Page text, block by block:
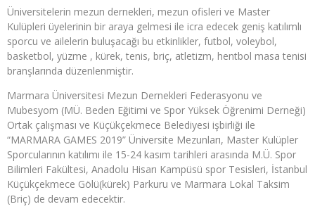
Üniversitelerin mezun dernekleri, mezun ofisleri ve Master
Kulüpleri üyelerinin bir araya gelmesi ile icra edecek geniş katılımlı
sporcu ve ailelerin buluşacağı bu etkinlikler, futbol, voleybol,
basketbol, yüzme , kürek, tenis, briç, atletizm, hentbol masa tenisi
branşlarında düzenlenmiştir.
Marmara Üniversitesi Mezun Dernekleri Federasyonu ve
Mubesyom (MÜ. Beden Eğitimi ve Spor Yüksek Öğrenimi Derneği)
Ortak çalışması ve Küçükçekmece Belediyesi işbirliği ile
“MARMARA GAMES 2019” Üniversite Mezunları, Master Kulüpler
Sporcularının katılımı ile 15-24 kasım tarihleri arasında M.Ü. Spor
Bilimleri Fakültesi, Anadolu Hisarı Kampüsü spor Tesisleri, İstanbul
Küçükçekmece Gölü(kürek) Parkuru ve Marmara Lokal Taksim
(Briç) de devam edecektir.